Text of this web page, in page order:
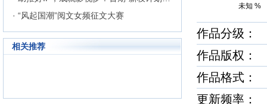
· “风起国潮”阅文女频征文大赛
相关推荐
未知 %
作品分级：
作品版权：
作品格式
更新频率